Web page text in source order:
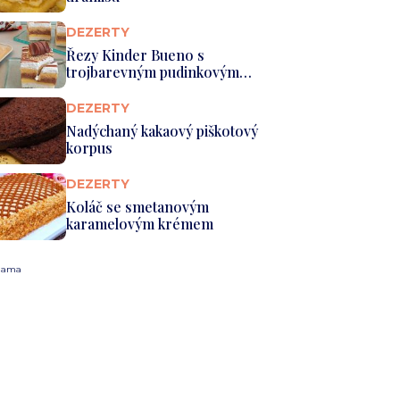
DEZERTY
Řezy Kinder Bueno s
trojbarevným pudinkovým
krémem a šl...
DEZERTY
Nadýchaný kakaový piškotový
korpus
DEZERTY
Koláč se smetanovým
karamelovým krémem